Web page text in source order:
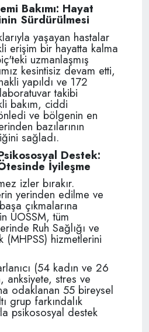
Bakımı: Hayat
Sürdürülmesi
yaşayan hastalar
erişim bir hayatta kalma
uzmanlaşmış
kesintisiz devam etti,
yapıldı ve 172
takibi
bakım, ciddi
ve bölgenin en
bazılarının
sağladı.
Destek:
İyileşme
izler bırakır.
yerinden edilme ve
çıkmalarına
UOSSM, tüm
Ruh Sağlığı ve
(MHPSS) hizmetlerini
(54 kadın ve 26
anksiyete, stres ve
odaklanan 55 bireysel
grup farkındalık
psikososyal destek